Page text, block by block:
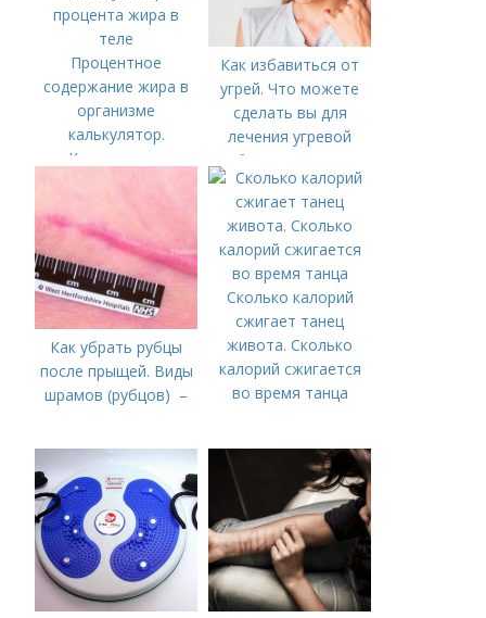
Процентное
содержание жира в
организме
калькулятор.
Калькулятор
процента жира в
Как избавиться от
угрей. Что можете
сделать вы для
лечения угревой
болезни (акне)
Как убрать рубцы
после прыщей. Виды
шрамов (рубцов) –
Сколько калорий
сжигает танец
живота. Сколько
калорий сжигается
во время танца